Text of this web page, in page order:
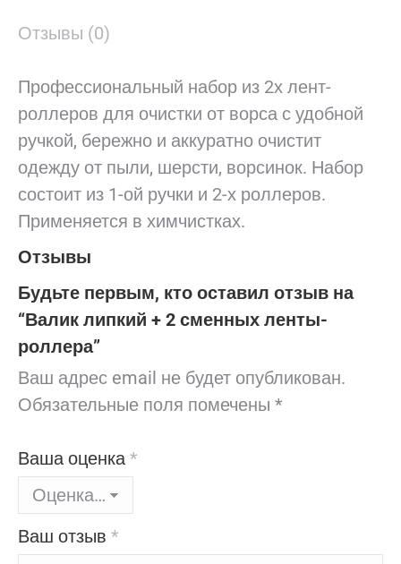
Отзывы (0)
Профессиональный набор из 2х лент-
роллеров для очистки от ворса с удобной
ручкой, бережно и аккуратно очистит
одежду от пыли, шерсти, ворсинок. Набор
состоит из 1-ой ручки и 2-х роллеров.
Применяется в химчистках.
Отзывы
Будьте первым, кто оставил отзыв на
“Валик липкий + 2 сменных ленты-
роллера”
Ваш адрес email не будет опубликован.
Обязательные поля помечены *
Ваша оценка *
Ваш отзыв *